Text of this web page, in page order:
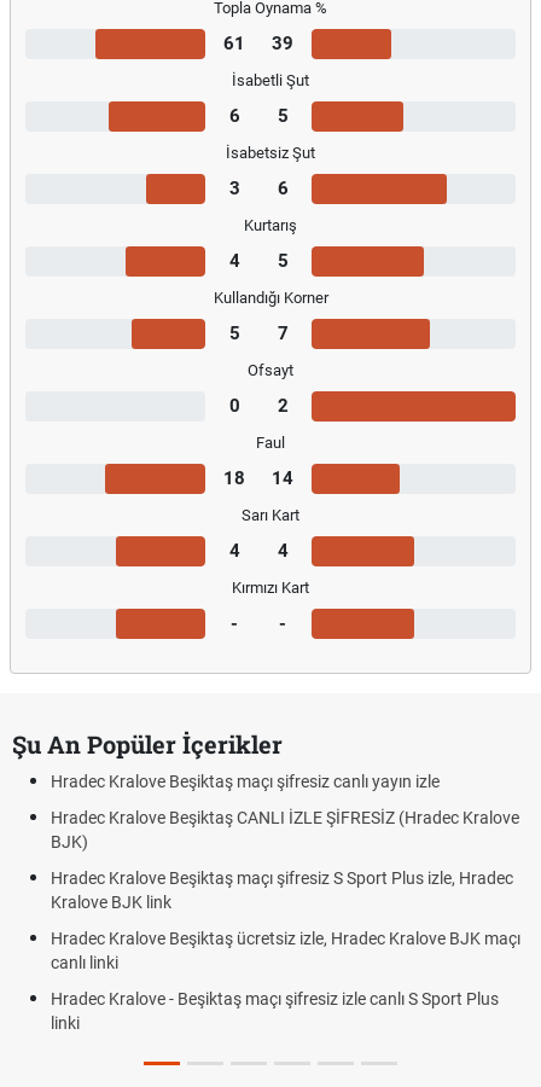
Topla Oynama %
61 39
İsabetli Şut
6 5
İsabetsiz Şut
3 6
Kurtarış
4 5
Kullandığı Korner
5 7
Ofsayt
0 2
Faul
18 14
Sarı Kart
4 4
Kırmızı Kart
- -
Şu An Popüler İçerikler
Hradec Kralove Beşiktaş maçı şifresiz canlı yayın izle
Hradec Kralove Beşiktaş CANLI İZLE ŞİFRESİZ (Hradec Kralove
BJK)
Hradec Kralove Beşiktaş maçı şifresiz S Sport Plus izle, Hradec
Kralove BJK link
Hradec Kralove Beşiktaş ücretsiz izle, Hradec Kralove BJK maçı
canlı linki
Hradec Kralove - Beşiktaş maçı şifresiz izle canlı S Sport Plus
linki